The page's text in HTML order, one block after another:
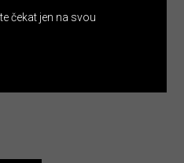
čekat jen na svou